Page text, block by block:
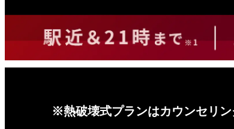
※熱破壊式プランはカウンセリン